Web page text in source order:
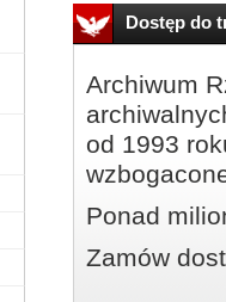
Dostęp do
Archiwum
od 1993
Ponad
Zamów